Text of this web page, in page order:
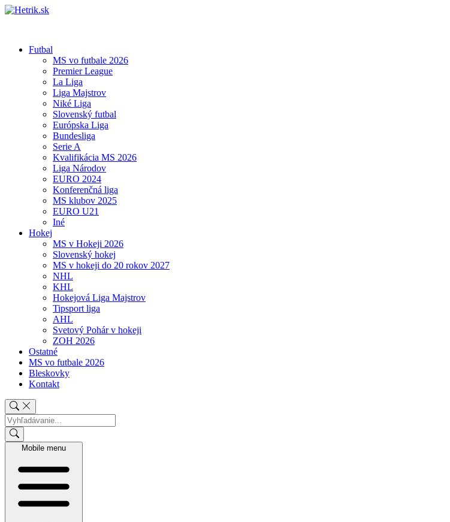
Futbal
MS vo futbale 2026
Premier League
La Liga
Liga Majstrov
Niké Liga
Slovenský futbal
Európska Liga
Bundesliga
Serie A
Kvalifikácia MS 2026
Liga Národov
EURO 2024
Konferenčná liga
MS klubov 2025
EURO U21
Iné
Hokej
MS v Hokeji 2026
Slovenský hokej
MS v hokeji do 20 rokov 2027
NHL
KHL
Hokejová Liga Majstrov
Tipsport liga
AHL
Svetový Pohár v hokeji
ZOH 2026
Ostatné
MS vo futbale 2026
Bleskovky
Kontakt
Mobile menu